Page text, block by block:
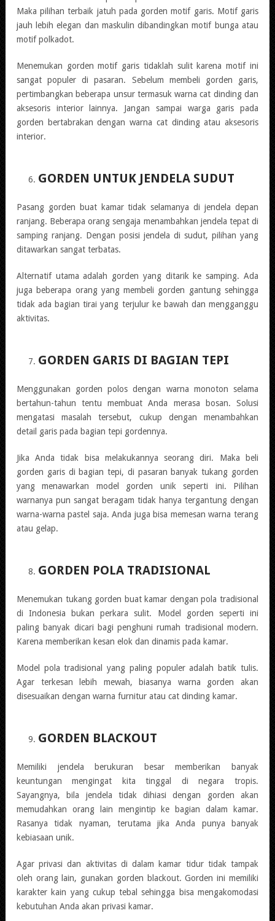
Maka pilihan terbaik jatuh pada gorden motif garis. Motif garis
jauh lebih elegan dan maskulin dibandingkan motif bunga atau
motif polkadot.
Menemukan gorden motif garis tidaklah sulit karena motif ini
sangat populer di pasaran. Sebelum membeli gorden garis,
pertimbangkan beberapa unsur termasuk warna cat dinding dan
aksesoris interior lainnya. Jangan sampai warga garis pada
gorden bertabrakan dengan warna cat dinding atau aksesoris
interior.
GORDEN UNTUK JENDELA SUDUT
Pasang gorden buat kamar tidak selamanya di jendela depan
ranjang. Beberapa orang sengaja menambahkan jendela tepat di
samping ranjang. Dengan posisi jendela di sudut, pilihan yang
ditawarkan sangat terbatas.
Alternatif utama adalah gorden yang ditarik ke samping. Ada
juga beberapa orang yang membeli gorden gantung sehingga
tidak ada bagian tirai yang terjulur ke bawah dan mengganggu
aktivitas.
GORDEN GARIS DI BAGIAN TEPI
Menggunakan gorden polos dengan warna monoton selama
bertahun-tahun tentu membuat Anda merasa bosan. Solusi
mengatasi masalah tersebut, cukup dengan menambahkan
detail garis pada bagian tepi gordennya.
Jika Anda tidak bisa melakukannya seorang diri. Maka beli
gorden garis di bagian tepi, di pasaran banyak tukang gorden
yang menawarkan model gorden unik seperti ini. Pilihan
warnanya pun sangat beragam tidak hanya tergantung dengan
warna-warna pastel saja. Anda juga bisa memesan warna terang
atau gelap.
GORDEN POLA TRADISIONAL
Menemukan tukang gorden buat kamar dengan pola tradisional
di Indonesia bukan perkara sulit. Model gorden seperti ini
paling banyak dicari bagi penghuni rumah tradisional modern.
Karena memberikan kesan elok dan dinamis pada kamar.
Model pola tradisional yang paling populer adalah batik tulis.
Agar terkesan lebih mewah, biasanya warna gorden akan
disesuaikan dengan warna furnitur atau cat dinding kamar.
GORDEN BLACKOUT
Memiliki jendela berukuran besar memberikan banyak
keuntungan mengingat kita tinggal di negara tropis.
Sayangnya, bila jendela tidak dihiasi dengan gorden akan
memudahkan orang lain mengintip ke bagian dalam kamar.
Rasanya tidak nyaman, terutama jika Anda punya banyak
kebiasaan unik.
Agar privasi dan aktivitas di dalam kamar tidur tidak tampak
oleh orang lain, gunakan gorden blackout. Gorden ini memiliki
karakter kain yang cukup tebal sehingga bisa mengakomodasi
kebutuhan Anda akan privasi kamar.